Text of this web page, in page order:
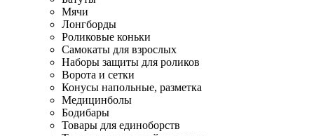
Мячи
Лонгборды
Роликовые коньки
Самокаты для взрослых
Наборы защиты для роликов
Ворота и сетки
Конусы напольные, разметка
Медицинболы
Бодибары
Товары для единоборств